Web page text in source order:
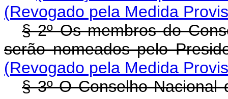
(Revogado pela Medida
§ 2º Os membros do
serão nomeados pelo
(Revogado pela Medida
§ 3º O Conselho Nacional